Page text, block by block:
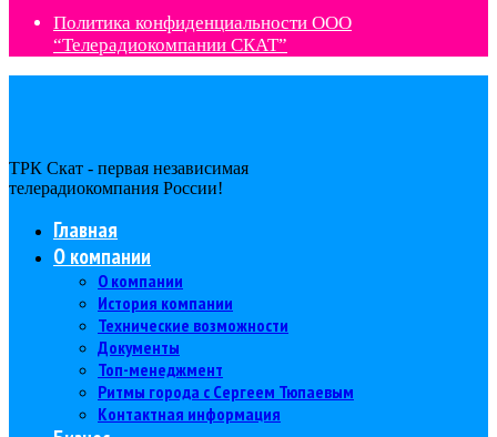
Политика конфиденциальности ООО
“Телерадиокомпании СКАТ”
ТРК Скат - первая независимая
телерадиокомпания Роcсии!
Главная
О компании
О компании
История компании
Технические возможности
Документы
Топ-менеджмент
Ритмы города с Сергеем Тюпаевым
Контактная информация